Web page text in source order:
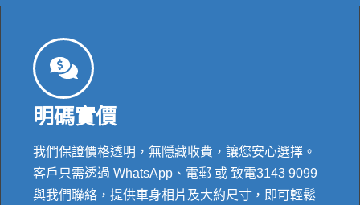
明碼實價
我們保證價格透明，無隱藏收費，讓您安心選擇。
客戶只需透過 WhatsApp、電郵 或 致電3143 9099
與我們聯絡，提供車身相片及大約尺寸，即可輕鬆